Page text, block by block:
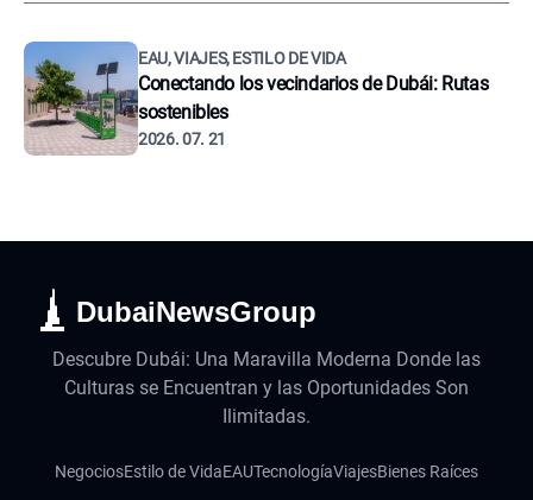
EAU, VIAJES, ESTILO DE VIDA
Conectando los vecindarios de Dubái: Rutas
sostenibles
2026. 07. 21
DubaiNewsGroup
Descubre Dubái: Una Maravilla Moderna Donde las
Culturas se Encuentran y las Oportunidades Son
Ilimitadas.
NegociosEstilo de VidaEAUTecnologíaViajesBienes Raíces